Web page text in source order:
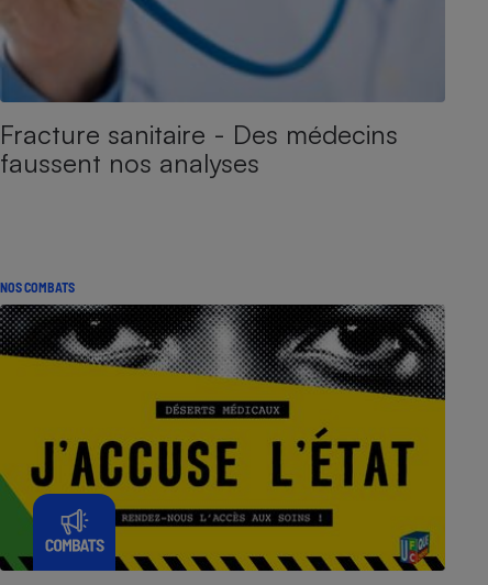
Fracture sanitaire - Des médecins
faussent nos analyses
NOS COMBATS